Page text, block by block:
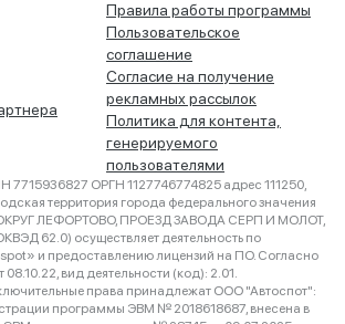
Правила работы программы
Пользовательское
соглашение
Согласие на получение
рекламных рассылок
Политика для контента,
генерируемого
пользователями
ОРГН 1127746774825 адрес 111250,
территория города федерального значения
ЛЕФОРТОВО, ПРОЕЗД ЗАВОДА СЕРП И МОЛОТ,
62.0) осуществляет деятельность по
и предоставлению лицензий на ПО. Согласно
вид деятельности (код): 2.01.
права принадлежат ООО "Автоспот":
программы ЭВМ № 2018618687, внесена в